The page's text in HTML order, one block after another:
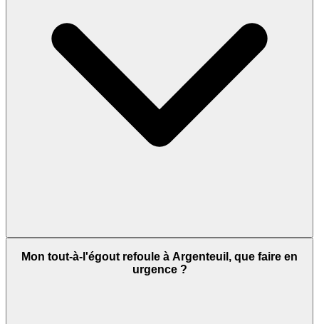
Mon tout-à-l'égout refoule à Argenteuil, que faire en
urgence ?